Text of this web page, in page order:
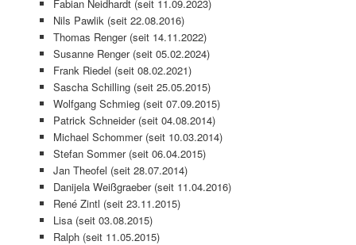
Fabian Neidhardt (seit 11.09.2023)
Nils Pawlik (seit 22.08.2016)
Thomas Renger (seit 14.11.2022)
Susanne Renger (seit 05.02.2024)
Frank Riedel (seit 08.02.2021)
Sascha Schilling (seit 25.05.2015)
Wolfgang Schmieg (seit 07.09.2015)
Patrick Schneider (seit 04.08.2014)
Michael Schommer (seit 10.03.2014)
Stefan Sommer (seit 06.04.2015)
Jan Theofel (seit 28.07.2014)
Danijela Weißgraeber (seit 11.04.2016)
René Zintl (seit 23.11.2015)
Lisa (seit 03.08.2015)
Ralph (seit 11.05.2015)